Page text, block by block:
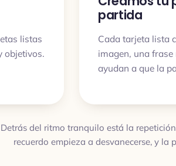
listas
objetivos.
partida
Cada tarjeta lista
imagen, una
ayudan a que la
Detrás del ritmo tranquilo está la
recuerdo empieza a desvanecerse, y